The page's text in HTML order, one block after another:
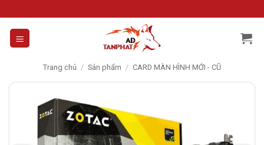
to
content
Trang chủ / Sản phẩm / CARD MÀN HÌNH MỚI - CŨ